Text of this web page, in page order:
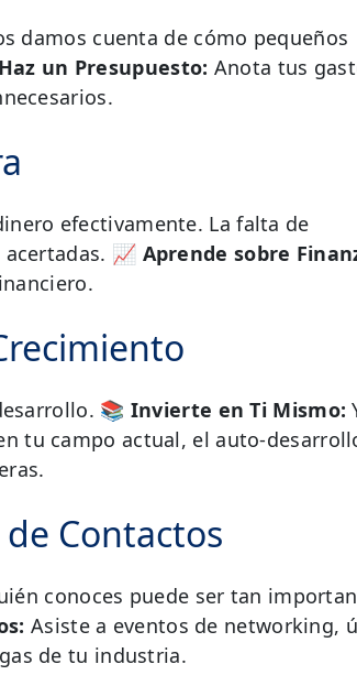
damos cuenta de cómo pequeños
un Presupuesto: Anota tus
efectivamente. La falta de
📈 Aprende sobre
📚 Invierte en Ti Mismo:
tu campo actual, el auto-
Contactos
conoces puede ser tan
Asiste a eventos de networking,
de tu industria.